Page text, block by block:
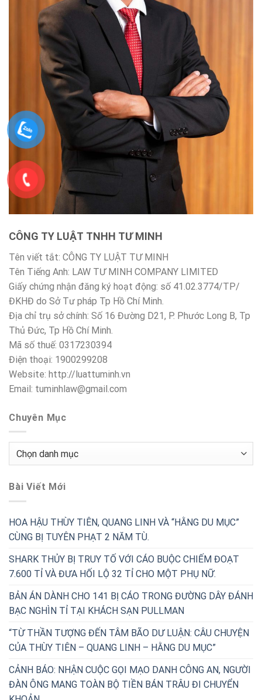
CÔNG TY LUẬT TNHH TƯ MINH
Tên viết tắt: CÔNG TY LUẬT TƯ MINH
Tên Tiếng Anh: LAW TƯ MINH COMPANY LIMITED
Giấy chứng nhận đăng ký hoạt động: số 41.02.3774/TP/
ĐKHĐ do Sở Tư pháp Tp Hồ Chí Minh.
Địa chỉ trụ sở chính: Số 16 Đường D21, P. Phước Long B, Tp
Thủ Đức, Tp Hồ Chí Minh.
Mã số thuế: 0317230394
Điện thoại: 1900299208
Website: http://luattuminh.vn
Email: tuminhlaw@gmail.com
Chuyên Mục
Chuyên
Bài Viết Mới
HOA HẬU THÙY TIÊN, QUANG LINH VÀ “HẰNG DU MỤC”
CÙNG BỊ TUYÊN PHẠT 2 NĂM TÙ.
SHARK THỦY BỊ TRUY TỐ VỚI CÁO BUỘC CHIẾM ĐOẠT
7.600 TỈ VÀ ĐƯA HỐI LỘ 32 TỈ CHO MỘT PHỤ NỮ.
BẢN ÁN DÀNH CHO 141 BỊ CÁO TRONG ĐƯỜNG DÂY ĐÁNH
BẠC NGHÌN TỈ TẠI KHÁCH SẠN PULLMAN
“TỪ THẦN TƯỢNG ĐẾN TÂM BÃO DƯ LUẬN: CÂU CHUYỆN
CỦA THÙY TIÊN – QUANG LINH – HẰNG DU MỤC”
CẢNH BÁO: NHẬN CUỘC GỌI MẠO DANH CÔNG AN, NGƯỜI
ĐÀN ÔNG MANG TOÀN BỘ TIỀN BÁN TRÂU ĐI CHUYỂN